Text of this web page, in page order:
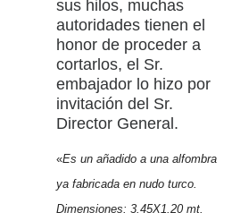
sus hilos, muchas
autoridades tienen el
honor de proceder a
cortarlos, el Sr.
embajador lo hizo por
invitación del Sr.
Director General.
«Es un añadido a una alfombra
ya fabricada en nudo turco.
Dimensiones: 3.45X1.20 mt.